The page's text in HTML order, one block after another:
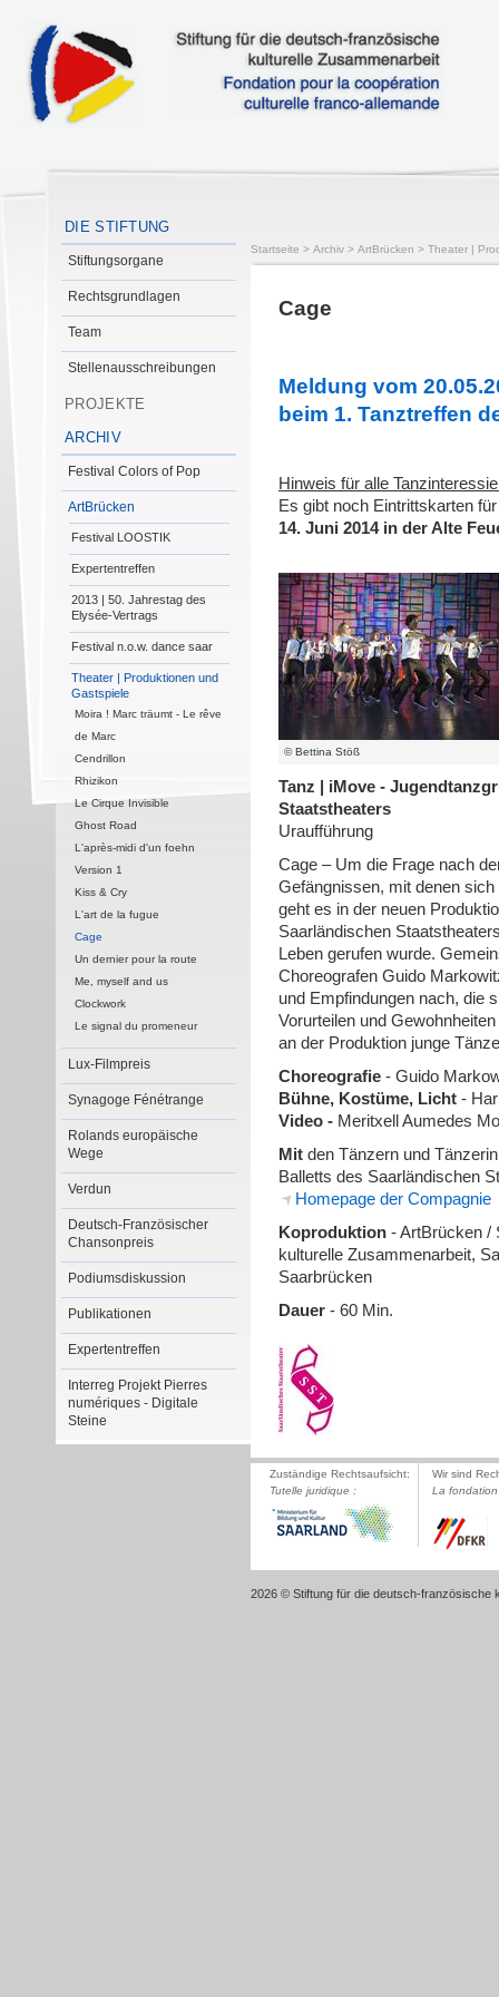
DIE STIFTUNG
Stiftungsorgane
Rechtsgrundlagen
Team
Stellenausschreibungen
PROJEKTE
ARCHIV
Festival Colors of Pop
ArtBrücken
Festival LOOSTIK
Expertentreffen
2013 | 50. Jahrestag des
Elysée-Vertrags
Festival n.o.w. dance saar
Theater | Produktionen und
Gastspiele
Moira ! Marc träumt - Le rêve
de Marc
Cendrillon
Rhizikon
Le Cirque Invisible
Ghost Road
L'après-midi d'un foehn
Version 1
Kiss & Cry
L'art de la fugue
Cage
Un dernier pour la route
Me, myself and us
Clockwork
Le signal du promeneur
Lux-Filmpreis
Synagoge Fénétrange
Rolands europäische
Wege
Verdun
Deutsch-Französischer
Chansonpreis
Podiumsdiskussion
Publikationen
Expertentreffen
Interreg Projekt Pierres
numériques - Digitale
Steine
Startseite > Archiv > ArtBrücken > Theater |
Cage
Meldung vom
beim 1. Tanztreffen
Hinweis für alle
Es gibt noch Eintrittskarten
14. Juni 2014 in der Alte
© Bettina Stöß
Tanz | iMove -
Staatstheaters
Uraufführung
Cage – Um die Frage nach
Gefängnissen, mit denen
geht es in der neuen
Saarländischen
Leben gerufen wurde.
Choreografen Guido
und Empfindungen nach, die
Vorurteilen und
an der Produktion junge
Choreografie - Guido
Bühne, Kostüme, Licht -
Video - Meritxell Aumedes
Mit den Tänzern und
Balletts des Saarländischen
Homepage der Compagnie
Koproduktion - ArtBrücken /
kulturelle Zusammenarbeit,
Saarbrücken
Dauer - 60 Min.
Zuständige Rechtsaufsicht:
Tutelle juridique :
Wir sind
La
2026 © Stiftung für die deutsch-französische